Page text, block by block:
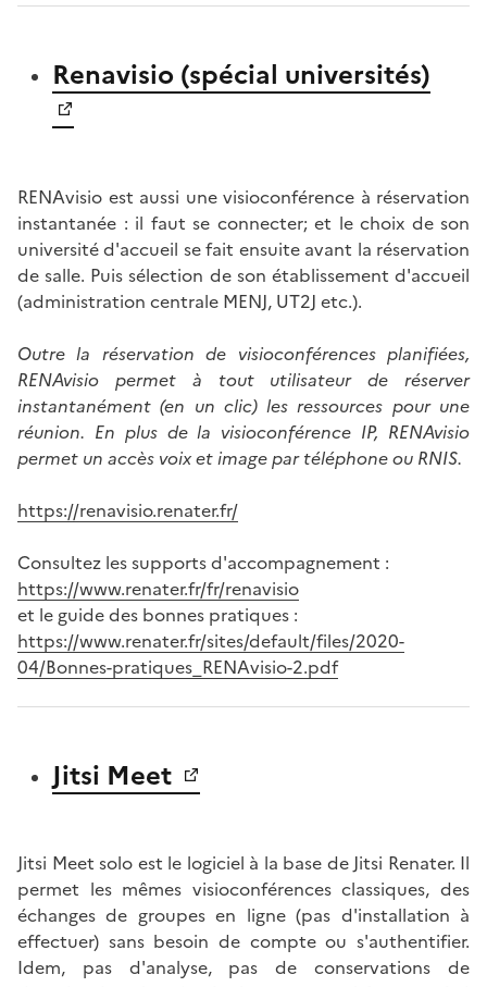
Renavisio (spécial universités)
RENAvisio est aussi une visioconférence à réservation
instantanée : il faut se connecter; et le choix de son
université d'accueil se fait ensuite avant la réservation
de salle. Puis sélection de son établissement d'accueil
(administration centrale MENJ, UT2J etc.).
Outre la réservation de visioconférences planifiées,
RENAvisio permet à tout utilisateur de réserver
instantanément (en un clic) les ressources pour une
réunion. En plus de la visioconférence IP, RENAvisio
permet un accès voix et image par téléphone ou RNIS.
https://renavisio.renater.fr/
Consultez les supports d'accompagnement :
https://www.renater.fr/fr/renavisio
et le guide des bonnes pratiques :
https://www.renater.fr/sites/default/files/2020-
04/Bonnes-pratiques_RENAvisio-2.pdf
Jitsi Meet
Jitsi Meet solo est le logiciel à la base de Jitsi Renater. Il
permet les mêmes visioconférences classiques, des
échanges de groupes en ligne (pas d'installation à
effectuer) sans besoin de compte ou s'authentifier.
Idem, pas d'analyse, pas de conservations de